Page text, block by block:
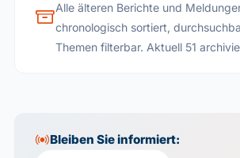
Alle älteren Berichte und
chronologisch sortiert,
Themen filterbar. Aktuell 51
Bleiben Sie informiert: